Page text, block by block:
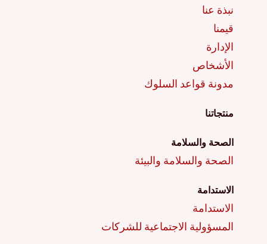
نبذة عنا
قيمنا
الإدارة
الأشخاص
مدونة قواعد السلوك
منتجاتنا
الصحة والسلامة
الصحة والسلامة والبيئة
الاستدامة
الاستدامة
المسؤولية الاجتماعية للشركات